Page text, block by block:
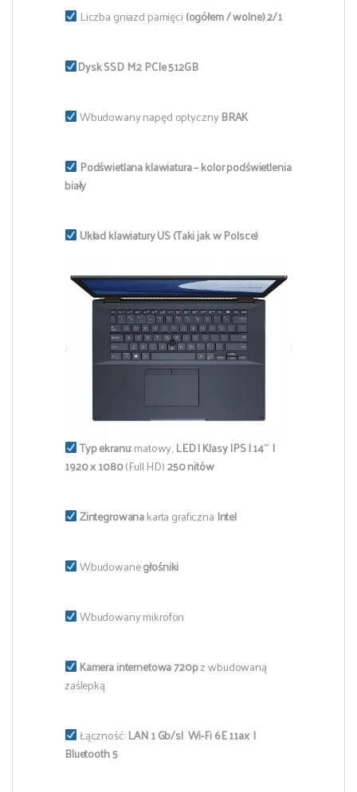
Liczba gniazd pamięci (ogółem / wolne) 2/1
Dysk SSD M.2 PCIe 512GB
Wbudowany napęd optycznyBRAK
Podświetlana klawiatura – kolor podświetlenia
biały
Układ klawiatury US (Taki jak w Polsce)
Typ ekranu:matowy, LED | Klasy IPS | 14″ |
1920 x 1080(Full HD)250 nitów
Zintegrowanakarta graficzna Intel
Wbudowanegłośniki
Wbudowany mikrofon
Kamera internetowa 720pz wbudowaną
zaślepką
Łączność:LAN 1 Gb/s| Wi-Fi 6E 11ax |
Bluetooth 5